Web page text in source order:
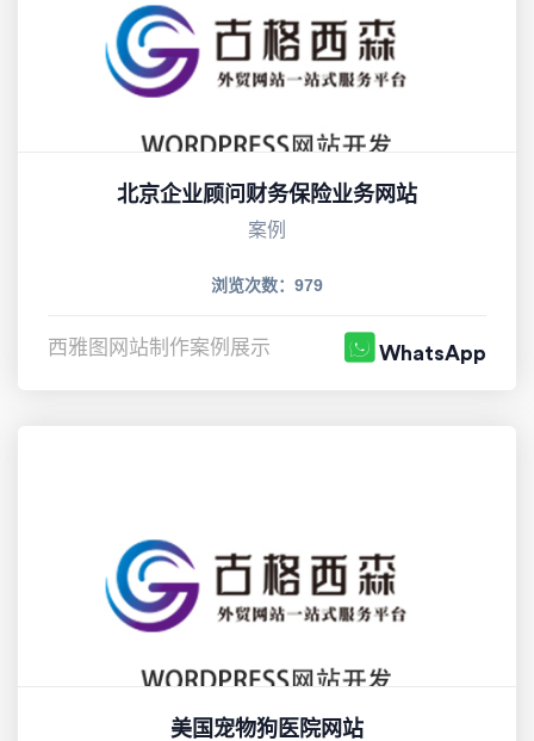
北京企业顾问财务保险业务网站
案例
浏览次数：979
西雅图网站制作案例展示 WhatsApp
美国宠物狗医院网站